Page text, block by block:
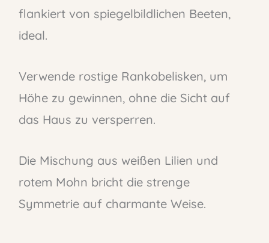
flankiert von spiegelbildlichen Beeten,
ideal.
Verwende rostige Rankobelisken, um
Höhe zu gewinnen, ohne die Sicht auf
das Haus zu versperren.
Die Mischung aus weißen Lilien und
rotem Mohn bricht die strenge
Symmetrie auf charmante Weise.